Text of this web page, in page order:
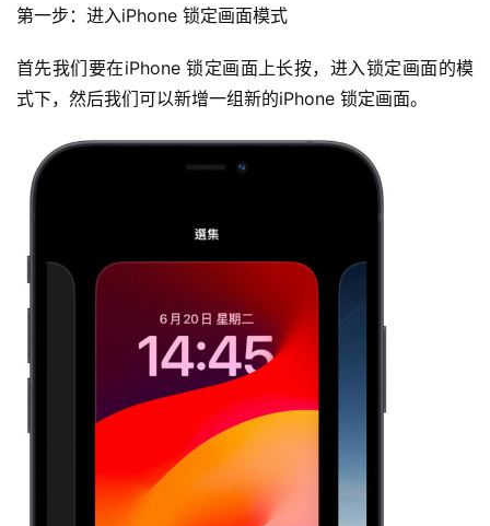
第一步：进入iPhone 锁定画面模式
首先我们要在iPhone 锁定画面上长按，进入锁定画面的模
式下，然后我们可以新增一组新的iPhone 锁定画面。